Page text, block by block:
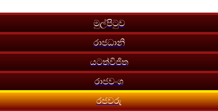
මුල්පිටුව
රාජධානි
යටත්විජිත
රාජවංශ
රජවරු